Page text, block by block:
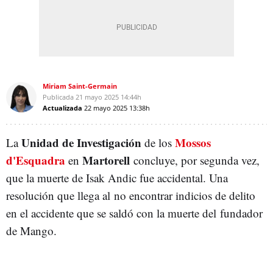
Miriam Saint-Germain
Publicada 21 mayo 2025 14:44h
Actualizada 22 mayo 2025 13:38h
LaUnidad de Investigación de los Mossos
d'Esquadra en Martorell concluye, por segunda vez,
que la muerte de Isak Andic fue accidental. Una
resolución que llega al no encontrar indicios de delito
en el accidente que se saldó con la muerte del fundador
de Mango.